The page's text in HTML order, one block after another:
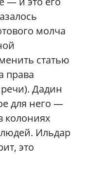
молча
статью
права
Дадин
для него —
колониях
Ильдар
это